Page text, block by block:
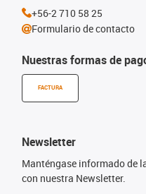
Nuestras formas de
FACTURA
Newsletter
Manténgase informado de
con nuestra Newsletter.
+56-2 710 58 25
Formulario de contacto